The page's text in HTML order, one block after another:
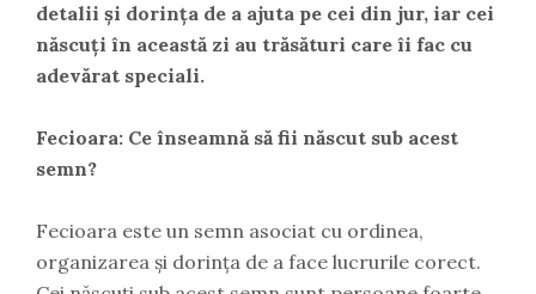
detalii și dorința de a ajuta pe cei din jur, iar cei
născuți în această zi au trăsături care îi fac cu
adevărat speciali.
Fecioara: Ce înseamnă să fii născut sub acest
semn?
Fecioara este un semn asociat cu ordinea,
organizarea și dorința de a face lucrurile corect.